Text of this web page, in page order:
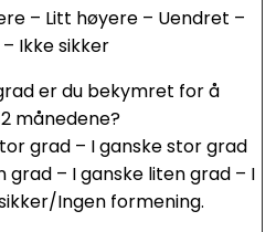
– Litt høyere – Uendret –
Ikke sikker
er du bekymret for å
månedene?
grad – I ganske stor grad
– I ganske liten grad – I
Ingen formening.